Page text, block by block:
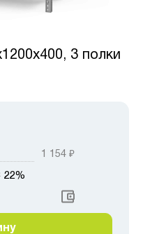
3 полки
1 154 ₽
22%